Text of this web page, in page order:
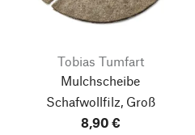
Tobias Tumfart
Mulchscheibe
Schafwollfilz, Groß
8,90 €